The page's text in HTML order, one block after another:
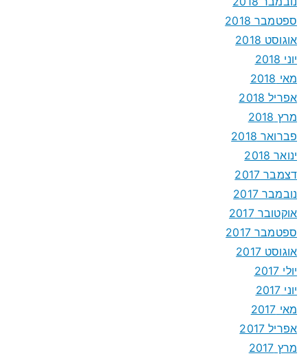
ספטמבר 2018
אוגוסט 2018
יוני 2018
מאי 2018
אפריל 2018
מרץ 2018
פברואר 2018
ינואר 2018
דצמבר 2017
נובמבר 2017
אוקטובר 2017
ספטמבר 2017
אוגוסט 2017
יולי 2017
יוני 2017
מאי 2017
אפריל 2017
מרץ 2017